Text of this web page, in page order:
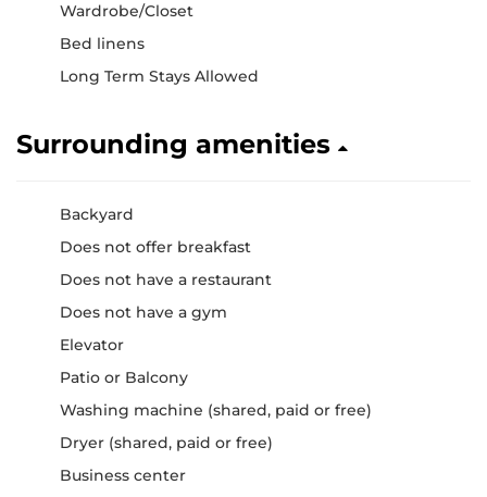
Wardrobe/Closet
Bed linens
Long Term Stays Allowed
Surrounding amenities
Backyard
Does not offer breakfast
Does not have a restaurant
Does not have a gym
Elevator
Patio or Balcony
Washing machine (shared, paid or free)
Dryer (shared, paid or free)
Business center